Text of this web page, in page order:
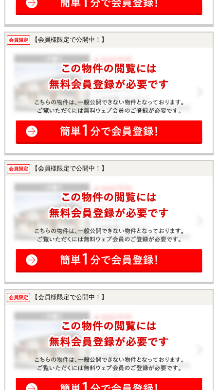
会員限定 【会員様限定で公開中！】
会員限定 【会員様限定で公開中！】
会員限定 【会員様限定で公開中！】